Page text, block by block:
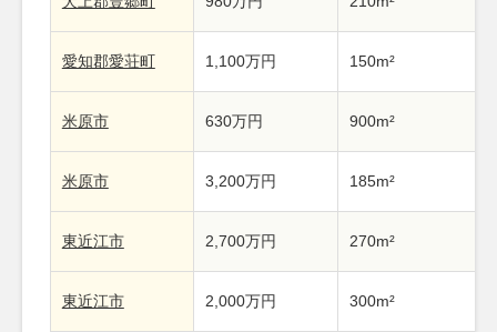
愛知郡愛荘町 1,100万円 150m²
米原市 630万円 900m²
米原市 3,200万円 185m²
東近江市 2,700万円 270m²
東近江市 2,000万円 300m²